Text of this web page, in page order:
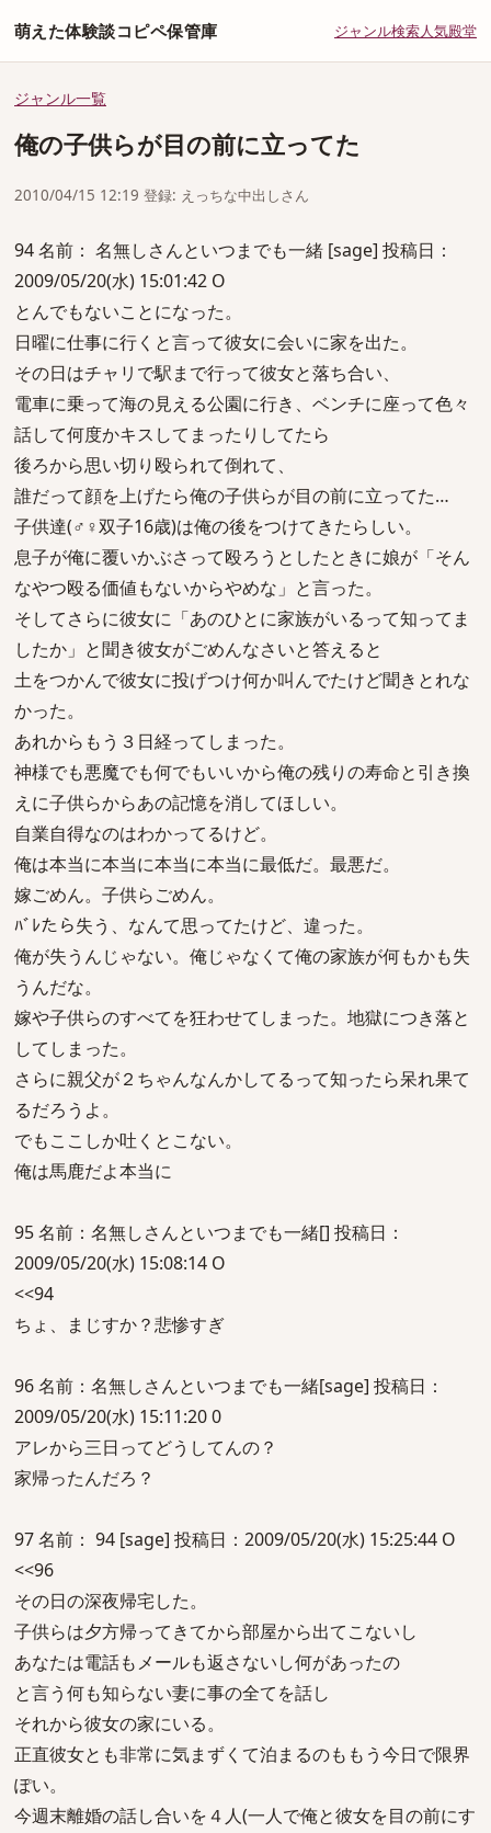
萌えた体験談コピペ保管庫 ジャンル検索人気殿堂
ジャンル一覧
俺の子供らが目の前に立ってた
2010/04/15 12:19 登録: えっちな中出しさん
94 名前： 名無しさんといつまでも一緒 [sage] 投稿日：
2009/05/20(水) 15:01:42 O
とんでもないことになった。
日曜に仕事に行くと言って彼女に会いに家を出た。
その日はチャリで駅まで行って彼女と落ち合い、
電車に乗って海の見える公園に行き、ベンチに座って色々
話して何度かキスしてまったりしてたら
後ろから思い切り殴られて倒れて、
誰だって顔を上げたら俺の子供らが目の前に立ってた…
子供達(♂♀双子16歳)は俺の後をつけてきたらしい。
息子が俺に覆いかぶさって殴ろうとしたときに娘が「そん
なやつ殴る価値もないからやめな」と言った。
そしてさらに彼女に「あのひとに家族がいるって知ってま
したか」と聞き彼女がごめんなさいと答えると
土をつかんで彼女に投げつけ何か叫んでたけど聞きとれな
かった。
あれからもう３日経ってしまった。
神様でも悪魔でも何でもいいから俺の残りの寿命と引き換
えに子供らからあの記憶を消してほしい。
自業自得なのはわかってるけど。
俺は本当に本当に本当に本当に最低だ。最悪だ。
嫁ごめん。子供らごめん。
ﾊﾞﾚたら失う、なんて思ってたけど、違った。
俺が失うんじゃない。俺じゃなくて俺の家族が何もかも失
うんだな。
嫁や子供らのすべてを狂わせてしまった。地獄につき落と
してしまった。
さらに親父が２ちゃんなんかしてるって知ったら呆れ果て
るだろうよ。
でもここしか吐くとこない。
俺は馬鹿だよ本当に
95 名前：名無しさんといつまでも一緒[] 投稿日：
2009/05/20(水) 15:08:14 O
<<94
ちょ、まじすか？悲惨すぎ
96 名前：名無しさんといつまでも一緒[sage] 投稿日：
2009/05/20(水) 15:11:20 0
アレから三日ってどうしてんの？
家帰ったんだろ？
97 名前： 94 [sage] 投稿日：2009/05/20(水) 15:25:44 O
<<96
その日の深夜帰宅した。
子供らは夕方帰ってきてから部屋から出てこないし
あなたは電話もメールも返さないし何があったの
と言う何も知らない妻に事の全てを話し
それから彼女の家にいる。
正直彼女とも非常に気まずくて泊まるのももう今日で限界
ぽい。
今週末離婚の話し合いを４人(一人で俺と彼女を目の前にす